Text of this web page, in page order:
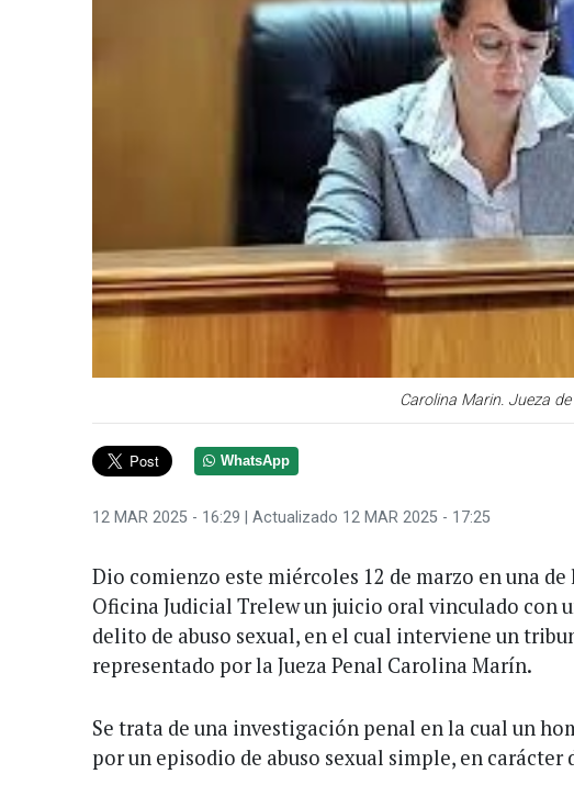
Carolina Marin. Jueza
WhatsApp
12 MAR 2025 - 16:29 | Actualizado 12 MAR 2025 - 17:25
Dio comienzo este miércoles 12 de marzo en una de
Oficina Judicial Trelew un juicio oral vinculado con
delito de abuso sexual, en el cual interviene un
representado por la Jueza Penal Carolina Marín.
Se trata de una investigación penal en la cual un
por un episodio de abuso sexual simple, en carácter